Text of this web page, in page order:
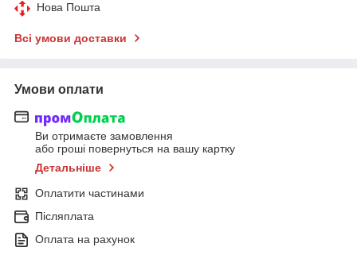
Нова Пошта
Всі умови доставки
Умови оплати
Ви отримаєте замовлення
або гроші повернуться на вашу картку
Детальніше
Оплатити частинами
Післяплата
Оплата на рахунок